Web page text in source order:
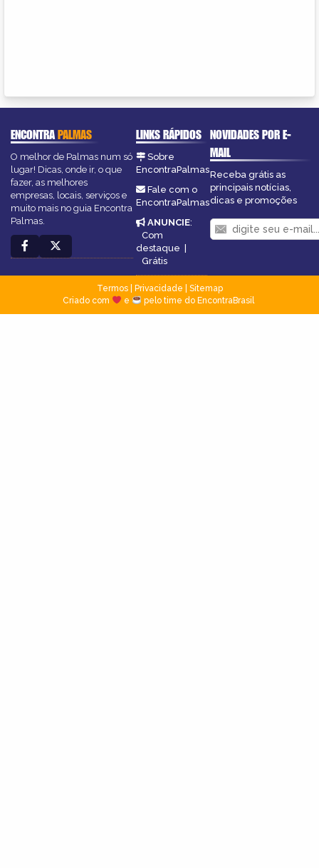
ENCONTRAPALMAS
O melhor de Palmas num só
lugar! Dicas, onde ir, o que
fazer, as melhores
empresas, locais, serviços e
muito mais no guia Encontra
Palmas.
LINKS RÁPIDOS
Sobre
EncontraPalmas
Fale com o
EncontraPalmas
ANUNCIE:
Com
destaque |
Grátis
NOVIDADES POR E-
MAIL
Receba grátis as
principais notícias,
dicas e promoções
Termos| Privacidade
Sitemap
Criado com
e pelo time do EncontraBrasil